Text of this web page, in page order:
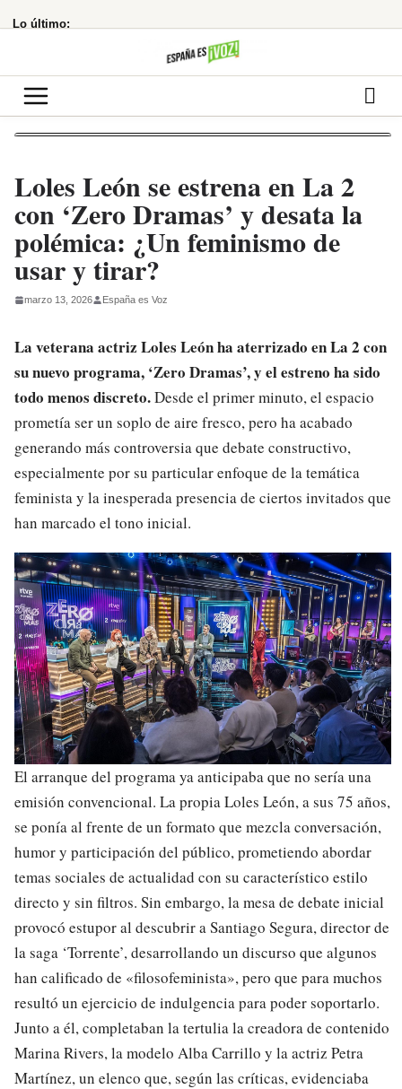
al Lo último:
Loles León se estrena en La 2
con ‘Zero Dramas’ y desata la
polémica: ¿Un feminismo de
usar y tirar?
marzo 13, 2026 España es Voz
La veterana actriz Loles León ha aterrizado en La 2 con
su nuevo programa, ‘Zero Dramas’, y el estreno ha sido
todo menos discreto.Desde el primer minuto, el espacio
prometía ser un soplo de aire fresco, pero ha acabado
generando más controversia que debate constructivo,
especialmente por su particular enfoque de la temática
feminista y la inesperada presencia de ciertos invitados que
han marcado el tono inicial.
El arranque del programa ya anticipaba que no sería una
emisión convencional. La propia Loles León, a sus 75 años,
se ponía al frente de un formato que mezcla conversación,
humor y participación del público, prometiendo abordar
temas sociales de actualidad con su característico estilo
directo y sin filtros. Sin embargo, la mesa de debate inicial
provocó estupor al descubrir a Santiago Segura, director de
la saga ‘Torrente’, desarrollando un discurso que algunos
han calificado de «filosofeminista», pero que para muchos
resultó un ejercicio de indulgencia para poder soportarlo.
Junto a él, completaban la tertulia la creadora de contenido
Marina Rivers, la modelo Alba Carrillo y la actriz Petra
Martínez, un elenco que, según las críticas, evidenciaba